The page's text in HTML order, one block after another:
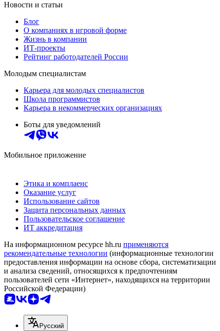
Новости и статьи
Блог
О компаниях в игровой форме
Жизнь в компании
ИТ-проекты
Рейтинг работодателей России
Молодым специалистам
Карьера для молодых специалистов
Школа программистов
Карьера в некоммерческих организациях
Боты для уведомлений
Мобильное приложение
Этика и комплаенс
Оказание услуг
Использование сайтов
Защита персональных данных
Пользовательское соглашение
ИТ аккредитация
На информационном ресурсе hh.ru применяются
рекомендательные технологии (информационные технологии
предоставления информации на основе сбора, систематизации
и анализа сведений, относящихся к предпочтениям
пользователей сети «Интернет», находящихся на территории
Российской Федерации)
Русский